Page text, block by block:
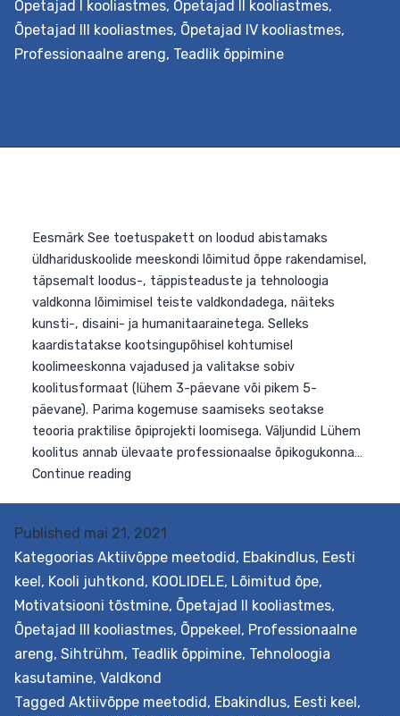
Eesmärk Pakkuda tuge teemaõppe kavandamiseks
koolis. Teemaõpe on teatud teemaringiga seotud
teemaõpet lähtudes nüüdisaegsest õpikäsitusest. Ta
on inspiratsiooniks ja toeks kolleegidele õppeprotsessi…
Continue reading Teemaõppe
kavandamine
koolis
Õpetajad I kooliastmes, Õpetajad II kooliastmes,
Õpetajad III kooliastmes, Õpetajad IV kooliastmes,
Professionaalne areng, Teadlik õppimine
Published mai 21, 2021
Kategoorias Aktiivõppe meetodid, Ebakindlus, Eesti
keel, Kooli juhtkond, KOOLIDELE, Lõimitud õpe,
Motivatsiooni tõstmine, Õpetajad II kooliastmes,
Õpetajad III kooliastmes, Õppekeel, Professionaalne
areng, Sihtrühm, Teadlik õppimine, Tehnoloogia
kasutamine, Valdkond
Tagged Aktiivõppe meetodid, Ebakindlus, Eesti keel,